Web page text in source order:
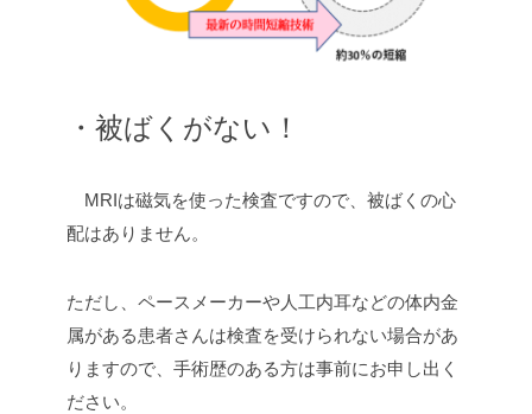
・被ばくがない！
MRIは磁気を使った検査ですので、被ばくの心
配はありません。
ただし、ペースメーカーや人工内耳などの体内金
属がある患者さんは検査を受けられない場合があ
りますので、手術歴のある方は事前にお申し出く
ださい。